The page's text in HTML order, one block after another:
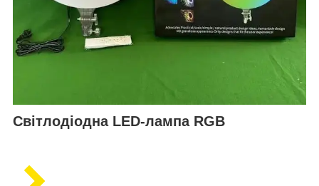
Світлодіодна LED-лампа RGB